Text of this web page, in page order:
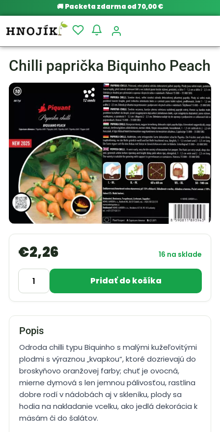
🚚 Packeta zdarma od 70,00 €
Chilli paprička Biquinho Peach
€2,26 16 na sklade
Pridať do košíka
Popis
Odroda chilli typu Biquinho s malými kužeľovitými
plodmi s výraznou „kvapkou“, ktoré dozrievajú do
broskyňovo oranžovej farby; chuť je ovocná,
mierne dymová s len jemnou pálivosťou, rastlina
dobre rodí v nádobách aj v skleníku, plody sa
hodia na nakladanie vcelku, ako jedlá dekorácia k
mäsám či do šalátov.